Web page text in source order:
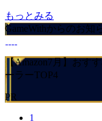
もっとみる
GameWithからのお知
【Amazon7月】おす
ーラーTOP4
PR
1